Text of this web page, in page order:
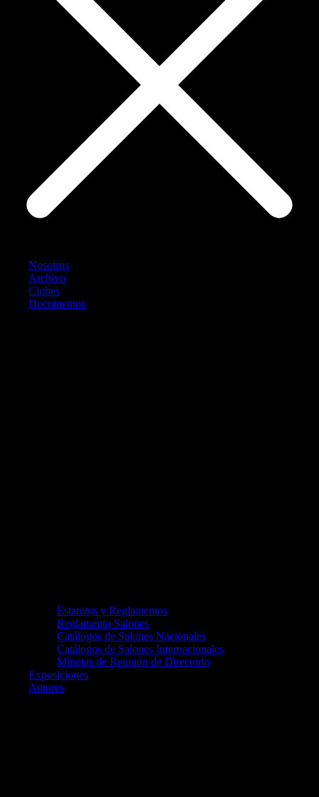
Nosotros
Archivo
Clubes
Documentos
Estatutos y Reglamentos
Reglamento Salones
Catálogos de Salones Nacionales
Catálogos de Salones Internacionales
Minutas de Reunión de Directorio
Exposiciones
Autores